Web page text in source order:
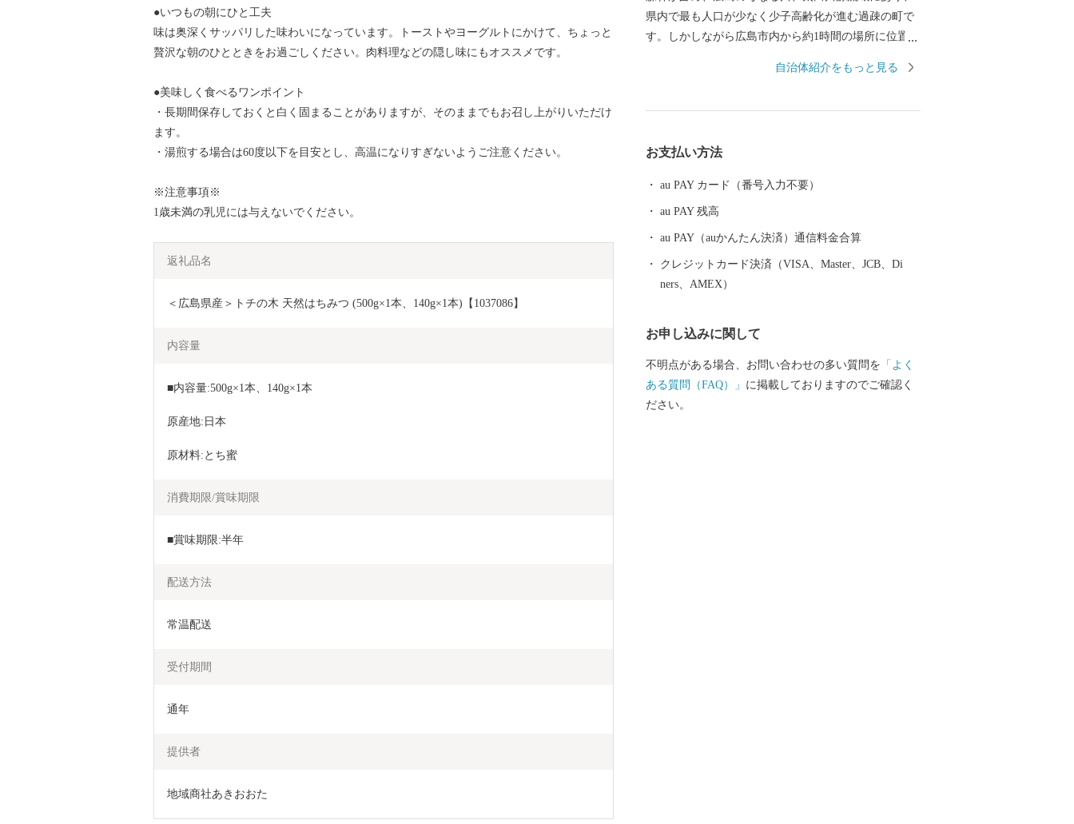
●いつもの朝にひと工夫
味は奥深くサッパリした味わいになっています。トーストやヨーグルトにかけて、ちょっと
贅沢な朝のひとときをお過ごしください。肉料理などの隠し味にもオススメです。
●美味しく食べるワンポイント
・長期間保存しておくと白く固まることがありますが、そのままでもお召し上がりいただけ
ます。
・湯煎する場合は60度以下を目安とし、高温になりすぎないようご注意ください。
※注意事項※
1歳未満の乳児には与えないでください。
返礼品名
＜広島県産＞トチの木 天然はちみつ (500g×1本、140g×1本)【1037086】
内容量
■内容量:500g×1本、140g×1本
原産地:日本
原材料:とち蜜
消費期限/賞味期限
■賞味期限:半年
配送方法
常温配送
受付期間
通年
提供者
地域商社あきおおた
県内で最も人口が少なく少子高齢化が進む過疎の町で
す。しかしながら広島市内から約1時間の場所に位置
秋には燃えるような紅葉、冬には目を見張るような雪
ふれる町にしたいと考えています。 そして、ふるさ
ております。
自治体紹介をもっと見る
お支払い方法
au PAY カード（番号入力不要）
au PAY 残高
au PAY（auかんたん決済）通信料金合算
クレジットカード決済（VISA、Master、JCB、Di
ners、AMEX）
お申し込みに関して
不明点がある場合、お問い合わせの多い質問を 「よく
ある質問（FAQ）」 に掲載しておりますのでご確認く
ださい。